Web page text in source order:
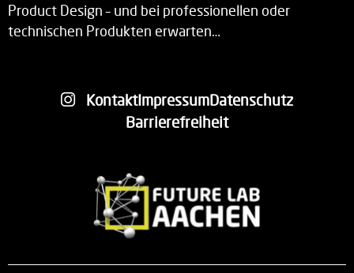
Product Design – und bei professionellen oder
technischen Produkten erwarten…
KontaktImpressumDatenschutz
Barrierefreiheit